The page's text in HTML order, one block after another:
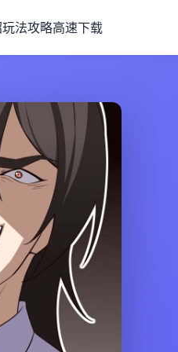
玩法攻略高速下载